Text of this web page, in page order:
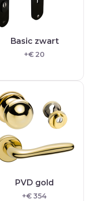
Basic zwart
+€ 20
PVD gold
+€ 354